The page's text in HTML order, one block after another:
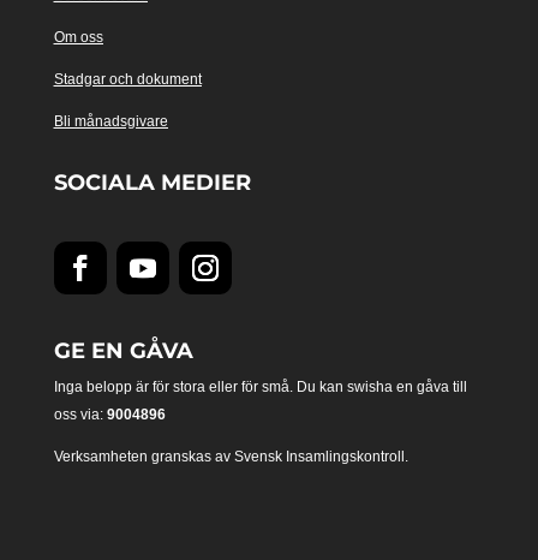
Om oss
Stadgar och dokument
Bli månadsgivare
SOCIALA MEDIER
GE EN GÅVA
Inga belopp är för stora eller för små. Du kan swisha en gåva till
oss via: 9004896
Verksamheten granskas av Svensk Insamlingskontroll.